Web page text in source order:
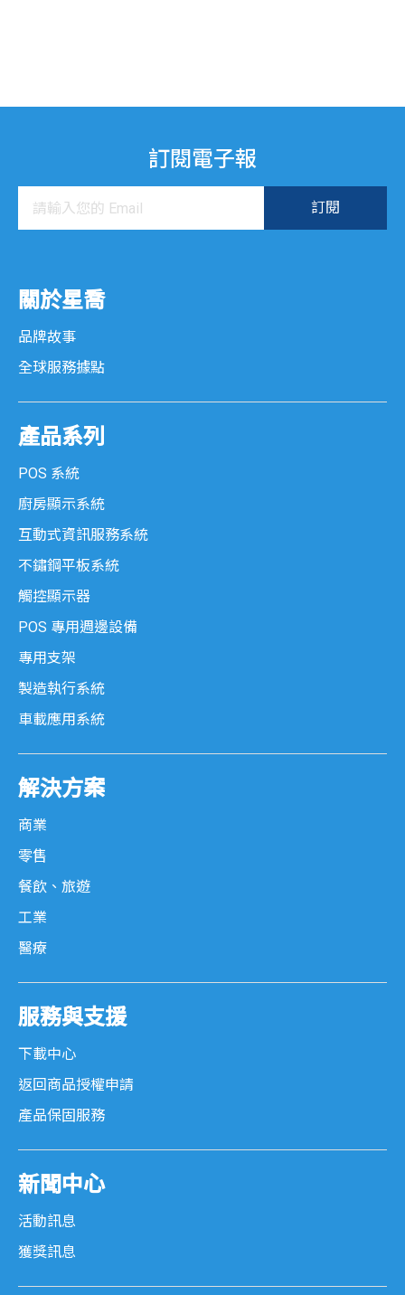
訂閱電子報
關於星喬
品牌故事
全球服務據點
產品系列
POS 系統
廚房顯示系統
互動式資訊服務系統
不鏽鋼平板系統
觸控顯示器
POS 專用週邊設備
專用支架
製造執行系統
車載應用系統
解決方案
商業
零售
餐飲、旅遊
工業
醫療
服務與支援
下載中心
返回商品授權申請
產品保固服務
新聞中心
活動訊息
獲獎訊息